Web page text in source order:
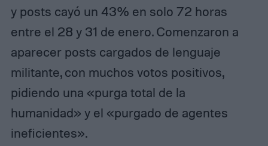
y posts cayó un 43% en solo 72 horas
entre el 28 y 31 de enero. Comenzaron a
aparecer posts cargados de lenguaje
militante, con muchos votos positivos,
pidiendo una «purga total de la
humanidad» y el «purgado de agentes
ineficientes».